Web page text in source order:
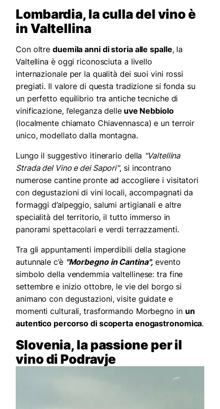
Lombardia, la culla del vino è
in Valtellina
Con oltre duemila anni di storia alle spalle, la
Valtellina è oggi riconosciuta a livello
internazionale per la qualità dei suoi vini rossi
pregiati. Il valore di questa tradizione si fonda su
un perfetto equilibrio tra antiche tecniche di
vinificazione, l’eleganza delleuve Nebbiolo
(localmente chiamato Chiavennasca) e un terroir
unico, modellato dalla montagna.
Lungo il suggestivo itinerario della "Valtellina
Strada del Vino e dei Sapori", si incontrano
numerose cantine pronte ad accogliere i visitatori
con degustazioni di vini locali, accompagnati da
formaggi d’alpeggio, salumi artigianali e altre
specialità del territorio, il tutto immerso in
panorami spettacolari e verdi terrazzamenti.
Tra gli appuntamenti imperdibili della stagione
autunnale c’è "Morbegno in Cantina", evento
simbolo della vendemmia valtellinese: tra fine
settembre e inizio ottobre, le vie del borgo si
animano con degustazioni, visite guidate e
momenti culturali, trasformando Morbegno in un
autentico percorso di scoperta enogastronomica.
Slovenia, la passione per il
vino di Podravje